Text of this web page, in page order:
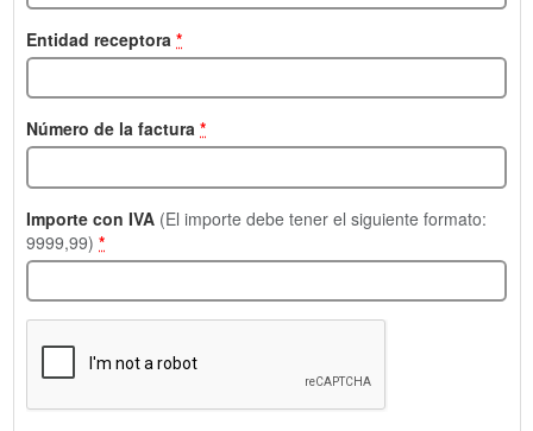
Entidad receptora *
Número de la factura *
Importe con IVA (El importe debe tener el siguiente formato:
9999,99) *